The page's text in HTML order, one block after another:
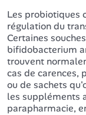
Les probiotiques
régulation du
Certaines
bifidobacterium
trouvent
cas de carences,
ou de sachets
les suppléments
parapharmacie,